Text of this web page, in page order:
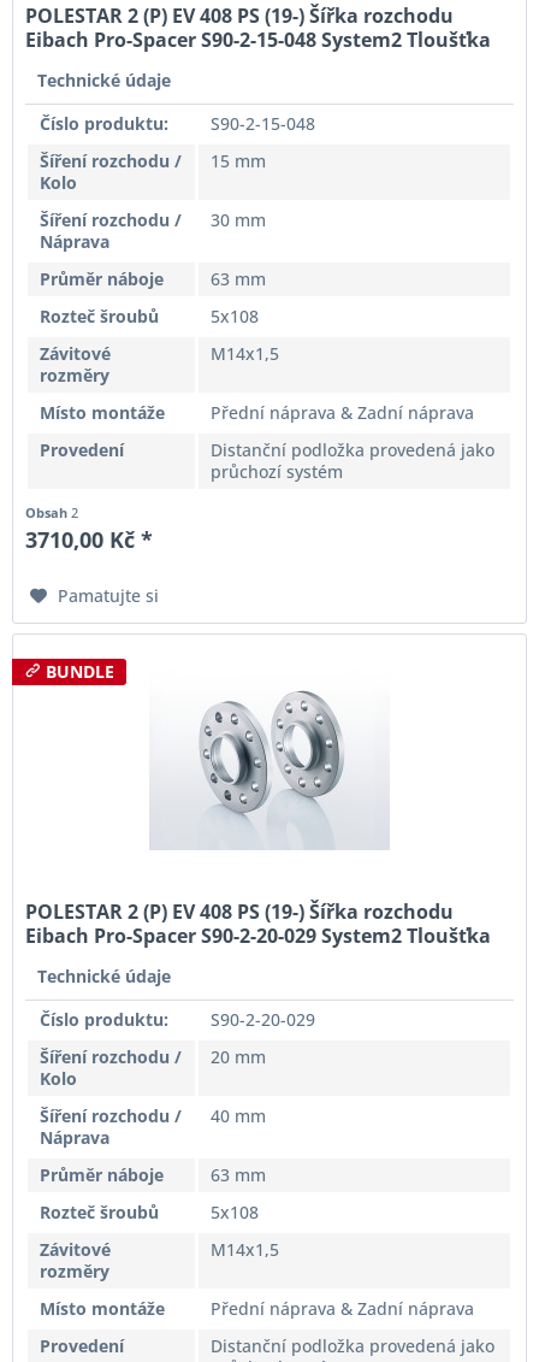
POLESTAR 2 (P) EV 408 PS (19-) Šířka rozchodu
Eibach Pro-Spacer S90-2-15-048 System2 Tloušťka
Technické údaje
Číslo produktu:
S90-2-15-048
Šíření rozchodu /
Kolo
15 mm
Šíření rozchodu /
Náprava
30 mm
Průměr náboje
63 mm
Rozteč šroubů
5x108
Závitové
rozměry
M14x1,5
Místo montáže
Přední náprava & Zadní náprava
Provedení
Distanční podložka provedená jako
průchozí systém
Obsah 2
3710,00 Kč *
Pamatujte si
BUNDLE
POLESTAR 2 (P) EV 408 PS (19-) Šířka rozchodu
Eibach Pro-Spacer S90-2-20-029 System2 Tloušťka
Technické údaje
Číslo produktu:
S90-2-20-029
Šíření rozchodu /
Kolo
20 mm
Šíření rozchodu /
Náprava
40 mm
Průměr náboje
63 mm
Rozteč šroubů
5x108
Závitové
rozměry
M14x1,5
Místo montáže
Přední náprava & Zadní náprava
Provedení
Distanční podložka provedená jako